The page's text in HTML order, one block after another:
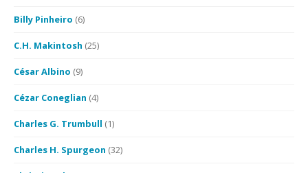
Billy Pinheiro (6)
C.H. Makintosh (25)
César Albino (9)
Cézar Coneglian (4)
Charles G. Trumbull (1)
Charles H. Spurgeon (32)